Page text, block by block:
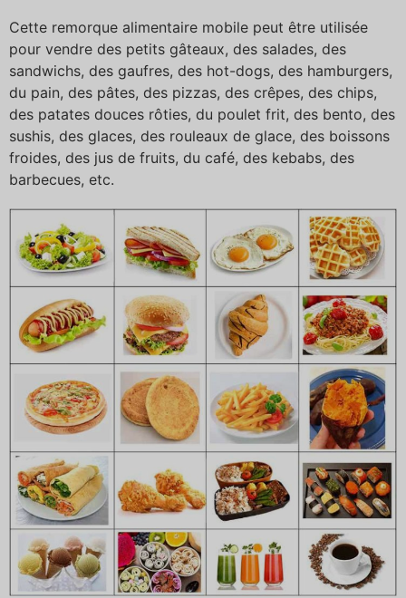
Cette remorque alimentaire mobile peut être utilisée
pour vendre des petits gâteaux, des salades, des
sandwichs, des gaufres, des hot-dogs, des hamburgers,
du pain, des pâtes, des pizzas, des crêpes, des chips,
des patates douces rôties, du poulet frit, des bento, des
sushis, des glaces, des rouleaux de glace, des boissons
froides, des jus de fruits, du café, des kebabs, des
barbecues, etc.